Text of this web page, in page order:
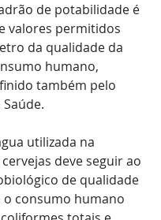
de potabilidade é
valores permitidos
da qualidade da
humano,
também pelo
utilizada na
deve seguir ao
de qualidade
o consumo humano